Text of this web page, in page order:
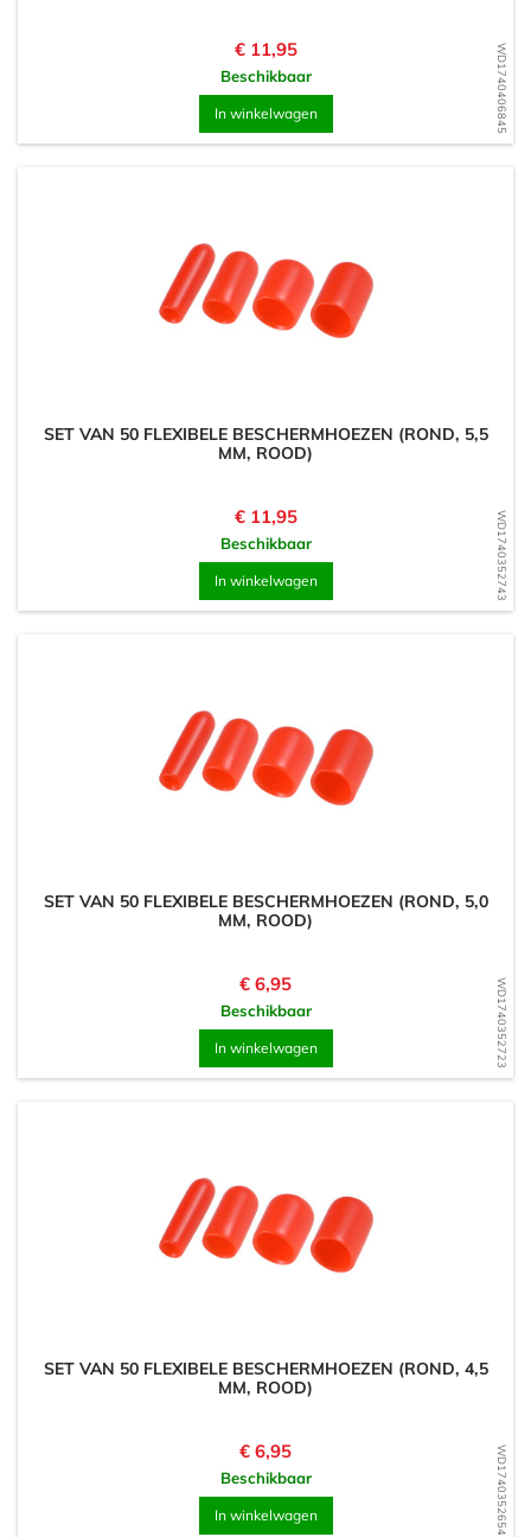
WD1740406845
Prijs
€ 11,95
Beschikbaar
In winkelwagen
WD1740352743
SET VAN 50 FLEXIBELE BESCHERMHOEZEN (ROND, 5,5
MM, ROOD)
Prijs
€ 11,95
Beschikbaar
In winkelwagen
WD1740352723
SET VAN 50 FLEXIBELE BESCHERMHOEZEN (ROND, 5,0
MM, ROOD)
Prijs
€ 6,95
Beschikbaar
In winkelwagen
WD1740352654
SET VAN 50 FLEXIBELE BESCHERMHOEZEN (ROND, 4,5
MM, ROOD)
Prijs
€ 6,95
Beschikbaar
In winkelwagen